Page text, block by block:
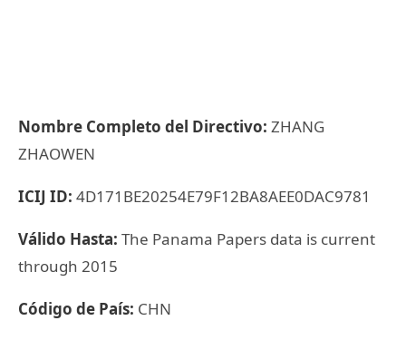
Nombre Completo del Directivo: ZHANG
ZHAOWEN
ICIJ ID: 4D171BE20254E79F12BA8AEE0DAC9781
Válido Hasta: The Panama Papers data is current
through 2015
Código de País: CHN